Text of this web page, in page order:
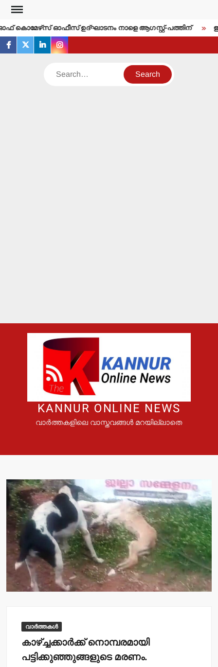
Skip
contentകൊമേഴ്‌സ് ഓഫീസ് ഉദ്ഘാടനം നാളെ ആഗസ്റ്റ്-പത്തിന്
facebook
twitterlinkedininstagram
Search
KANNUR ONLINE NEWS
വാർത്തകളിലെ വാസ്തവങ്ങൾ മറയില്ലാതെ
വാർത്തകൾ
കാഴ്ച്ചക്കാര്‍ക്ക് നൊമ്പരമായി
പട്ടിക്കുഞ്ഞുങ്ങളുടെ മരണം.